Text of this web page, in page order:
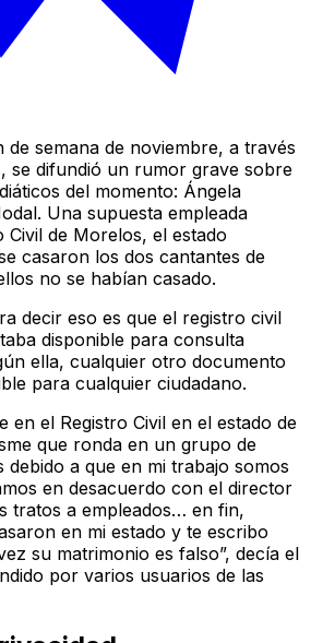
semana de noviembre, a través
se difundió un rumor grave sobre
del momento: Ángela
Una supuesta empleada
Civil de Morelos, el estado
casaron los dos cantantes de
no se habían casado.
decir eso es que el registro civil
disponible para consulta
ella, cualquier otro documento
para cualquier ciudadano.
en el Registro Civil en el estado de
que ronda en un grupo de
debido a que en mi trabajo somos
en desacuerdo con el director
tratos a empleados… en fin,
en mi estado y te escribo
su matrimonio es falso”, decía el
por varios usuarios de las